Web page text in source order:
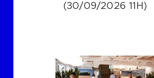
(30/09/2026 11H)